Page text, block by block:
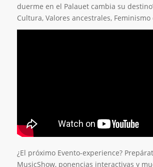
duerme en el Palauet cambia su
Cultura, Valores ancestrales,
¿El próximo Evento-experience?
MusicShow, ponencias interactivas y